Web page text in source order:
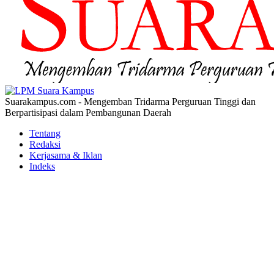
Suarakampus.com - Mengemban Tridarma Perguruan Tinggi dan
Berpartisipasi dalam Pembangunan Daerah
Tentang
Redaksi
Kerjasama & Iklan
Indeks